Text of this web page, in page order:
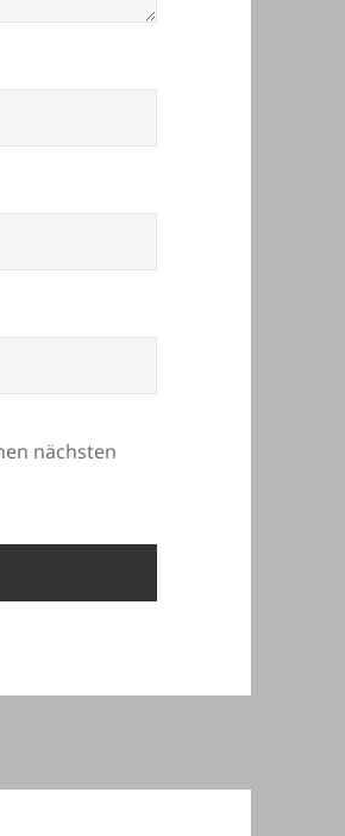
nächsten